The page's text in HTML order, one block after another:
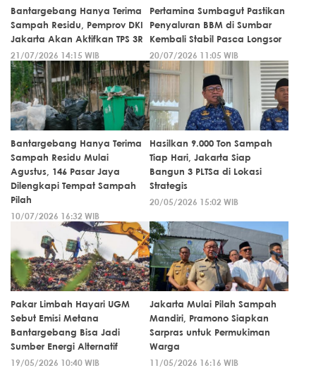
Bantargebang Hanya Terima
Sampah Residu, Pemprov DKI
Jakarta Akan Aktifkan TPS 3R
21/07/2026 14:15 WIB
Pertamina Sumbagut Pastikan
Penyaluran BBM di Sumbar
Kembali Stabil Pasca Longsor
20/07/2026 11:05 WIB
Bantargebang Hanya Terima
Sampah Residu Mulai
Agustus, 146 Pasar Jaya
Dilengkapi Tempat Sampah
Pilah
10/07/2026 16:32 WIB
Hasilkan 9.000 Ton Sampah
Tiap Hari, Jakarta Siap
Bangun 3 PLTSa di Lokasi
Strategis
20/05/2026 15:02 WIB
Pakar Limbah Hayari UGM
Sebut Emisi Metana
Bantargebang Bisa Jadi
Sumber Energi Alternatif
19/05/2026 10:40 WIB
Jakarta Mulai Pilah Sampah
Mandiri, Pramono Siapkan
Sarpras untuk Permukiman
Warga
11/05/2026 16:16 WIB